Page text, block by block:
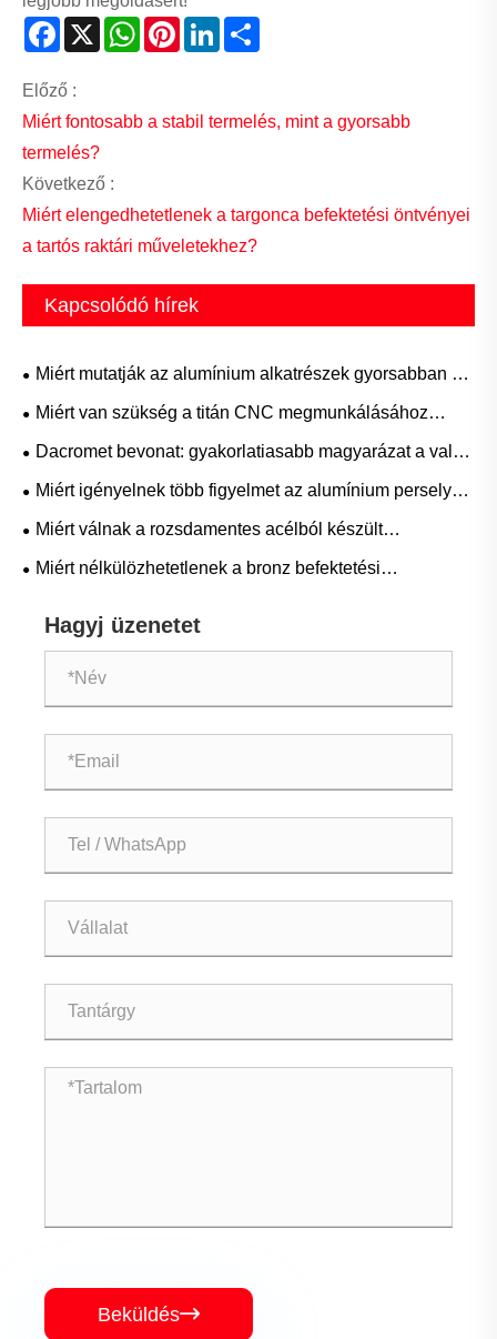
Facebook
X WhatsAppPinterestLinkedIn
Előző :
Miért fontosabb a stabil termelés, mint a gyorsabb
termelés?
Következő :
Miért elengedhetetlenek a targonca befektetési öntvényei
a tartós raktári műveletekhez?
Kapcsolódó hírek
Miért mutatják az alumínium alkatrészek gyorsabban az
eltéréseket, mint az acél?
Miért van szükség a titán CNC megmunkálásához
nagynyomású hűtőfolyadékra és speciális
Dacromet bevonat: gyakorlatiasabb magyarázat a valós
használatból
Miért igényelnek több figyelmet az alumínium perselyek,
mint amennyit a méretük sugall?
Miért válnak a rozsdamentes acélból készült
öntvényalkatrészek ma a legmegbízhatóbb megoldás a
Miért nélkülözhetetlenek a bronz befektetési
Hagyj üzenetet
Beküldés